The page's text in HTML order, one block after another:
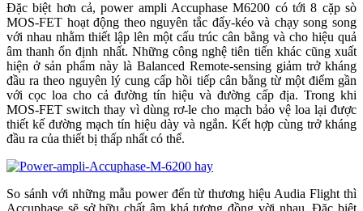
Đặc biệt hơn cả, power ampli Accuphase M6200 có tới 8 cặp sò
MOS-FET hoạt động theo nguyên tắc đẩy-kéo và chạy song song
với nhau nhằm thiết lập lên một cấu trúc cân bằng và cho hiệu quả
âm thanh ổn định nhất. Những công nghệ tiên tiến khác cũng xuất
hiện ở sản phẩm này là Balanced Remote-sensing giảm trở kháng
đầu ra theo nguyên lý cung cấp hồi tiếp cân bằng từ một điểm gần
với cọc loa cho cả đường tín hiệu và đường cấp địa. Trong khi
MOS-FET switch thay vì dùng rơ-le cho mạch bảo vệ loa lại được
thiết kế đường mạch tín hiệu dày và ngắn. Kết hợp cùng trở kháng
đầu ra của thiết bị thấp nhất có thể.
So sánh với những mẫu power đến từ thương hiệu Audia Flight thì